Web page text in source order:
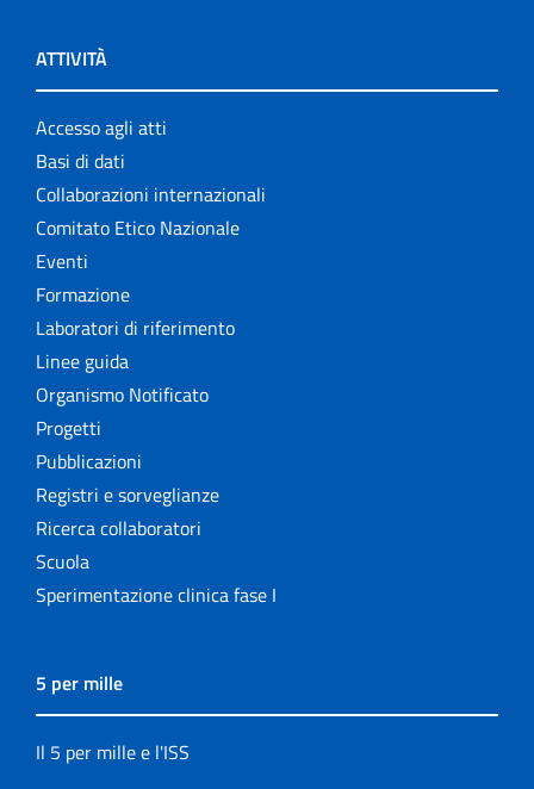
ATTIVITÀ
Accesso agli atti
Basi di dati
Collaborazioni internazionali
Comitato Etico Nazionale
Eventi
Formazione
Laboratori di riferimento
Linee guida
Organismo Notificato
Progetti
Pubblicazioni
Registri e sorveglianze
Ricerca collaboratori
Scuola
Sperimentazione clinica fase I
5 per mille
Il 5 per mille e l'ISS